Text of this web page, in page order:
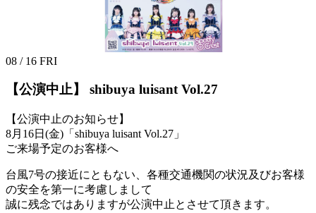
08 / 16 FRI
【公演中止】 shibuya luisant Vol.27
【公演中止のお知らせ】
8月16日(金)「shibuya luisant Vol.27」
ご来場予定のお客様へ
台風7号の接近にともない、各種交通機関の状況及びお客様
の安全を第一に考慮しまして
誠に残念ではありますが公演中止とさせて頂きます。